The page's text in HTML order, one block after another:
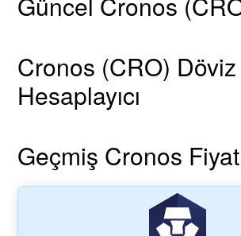
Cronos (CRO)
Hesaplayıcı
Geçmiş Cronos